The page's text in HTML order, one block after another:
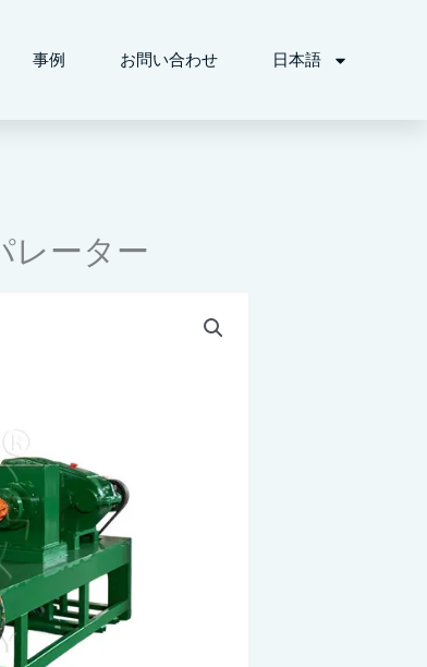
事例 お問い合わせ 日本語
レーター